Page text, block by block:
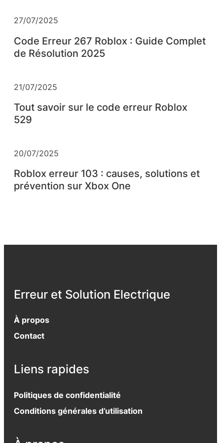
27/07/2025
Code Erreur 267 Roblox : Guide Complet
de Résolution 2025
21/07/2025
Tout savoir sur le code erreur Roblox
529
20/07/2025
Roblox erreur 103 : causes, solutions et
prévention sur Xbox One
Erreur et Solution Electrique
À propos
Contact
Liens rapides
Politiques de confidentialité
Conditions générales d’utilisation